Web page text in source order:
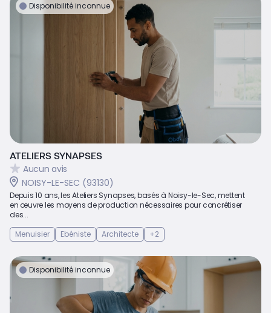
Disponibilité inconnue
ATELIERS SYNAPSES
Aucun avis
NOISY-LE-SEC (93130)
Depuis 10 ans, les Ateliers Synapses, basés à Noisy-le-Sec, mettent
en œuvre les moyens de production nécessaires pour concrétiser
des...
Menuisier
Ebéniste Architecte +2
Disponibilité inconnue